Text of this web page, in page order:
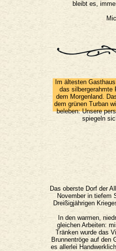
Das oberste Dorf der
November in tiefem
Dreißigjährigen
In den warmen,
gleichen Arbeiten:
Tränken wurde das
Brunnentröge auf den
es allerlei
Im ältesten
das silbergerahmte
dem Morgenland.
dem grünen Turban
beleben: Unsere
spiegeln
bleibt es,